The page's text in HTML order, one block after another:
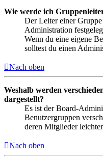
Wie werde ich
Der Leiter einer
Administration
Wenn du eine eigene
solltest du einen
Nach oben
Weshalb werden
dargestellt?
Es ist der Board-
Benutzergruppen
deren Mitglieder
Nach oben